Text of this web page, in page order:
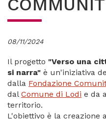
08/11/2024
Il progetto "Verso una
si narra" è un'iniziativa
dalla Fondazione
dal Comune di Lodi e da
territorio.
L'obiettivo è la creazione